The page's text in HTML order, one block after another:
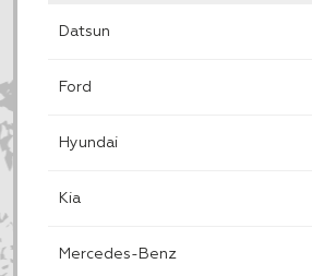
Datsun
Ford
Hyundai
Kia
Mercedes-Benz